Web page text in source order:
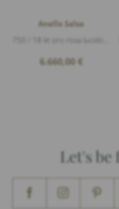
Anello Salsa
6.660,00 €
Let's be